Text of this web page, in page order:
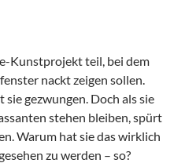
Kunstprojekt teil, bei dem
nackt zeigen sollen.
gezwungen. Doch als sie
stehen bleiben, spürt
Warum hat sie das wirklich
zu werden – so?